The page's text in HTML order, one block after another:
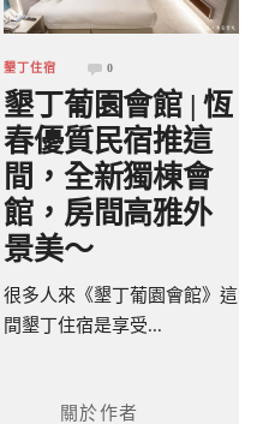
墾丁住宿 0
墾丁葡園會館 | 恆
春優質民宿推這
間，全新獨棟會
館，房間高雅外
景美～
很多人來《墾丁葡園會館》這
間墾丁住宿是享受...
關於作者